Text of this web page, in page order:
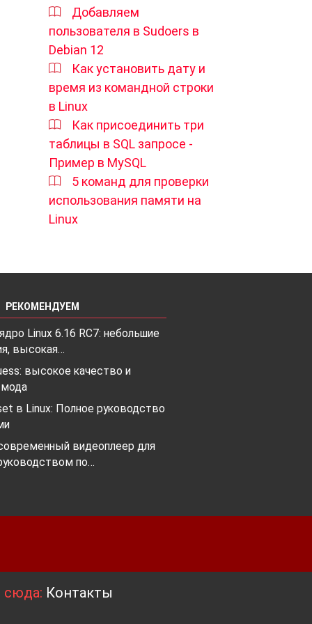
Добавляем
пользователя в Sudoers в
Debian 12
Как установить дату и
время из командной строки
в Linux
Как присоединить три
таблицы в SQL запросе -
Пример в MySQL
5 команд для проверки
использования памяти на
Linux
РЕКОМЕНДУЕМ
Linux 6.16 RC7: небольшие
высокая…
высокое качество и
в Linux: Полное руководство
видеоплеер для
по…
сюда: Контакты